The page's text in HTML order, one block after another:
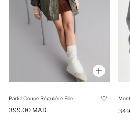
Parka Coupe Régulière Fille
399.00 MAD